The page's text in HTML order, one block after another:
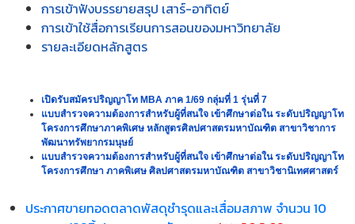
แบบสำรวจความต้องการเข้าศึกษาต่อใน ระดับปริญญาโท ศิลป
ศาสตรมหาบัณฑิต สาขาวิชานิเทศศาสตร์ รุ่นที่ 1 ปีการศึกษา 2568
มหาวิทยาลัยรามคำแหง ถวายผ้าพระกฐินพระราชทาน ประจำปี 2567
วีดิทัศน์ : พระราชประวัติ : น้อมรำลึกในพระมหากรุณาธิคุณ พ่อขุน
รามคำแหงมหาราช
ประชาสัมพันธ์การเข้าใช้งานห้องสมุดออนไลน์ elibrary
จัดหาผู้ประกอบการร้านค้าโรงอาหาร
PDPA ฉบับเข้าใจง่าย: คืออะไร ? ความเข้าใจผิด ?
การเผยแพร่สื่อประชาสัมพันธ์ของโครงการปลูกจิตสำนึกและ
การเข้าฟังบรรยายสรุป เสาร์-อาทิตย์
การเข้าใช้สื่อการเรียนการสอนของมหาวิทยาลัย
รายละเอียดหลักสูตร
เปิดรับสมัครปริญญาโท MBA ภาค 1/69 กลุ่มที่ 1 รุ่นที่ 7
แบบสำรวจความต้องการสำหรับผู้ที่สนใจ เข้าศึกษาต่อใน ระดับปริญญาโท
โครงการศึกษาภาคพิเศษ หลักสูตรศิลปศาสตรมหาบัณฑิต สาขาวิชาการ
พัฒนาทรัพยากรมนุษย์
แบบสำรวจความต้องการสำหรับผู้ที่สนใจ เข้าศึกษาต่อใน ระดับปริญญาโท
โครงการศึกษา ภาคพิเศษ ศิลปศาสตรมหาบัณฑิต สาขาวิชานิเทศศาสตร์
ประกาศขายทอดตลาดพัสดุชำรุดและเสื่อมสภาพ จำนวน 10